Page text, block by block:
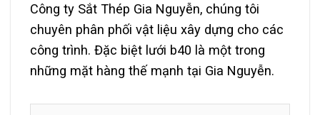
Công ty Sắt Thép Gia Nguyễn, chúng tôi
chuyên phân phối vật liệu xây dựng cho các
công trình. Đặc biệt lưới b40 là một trong
những mặt hàng thế mạnh tại Gia Nguyễn.